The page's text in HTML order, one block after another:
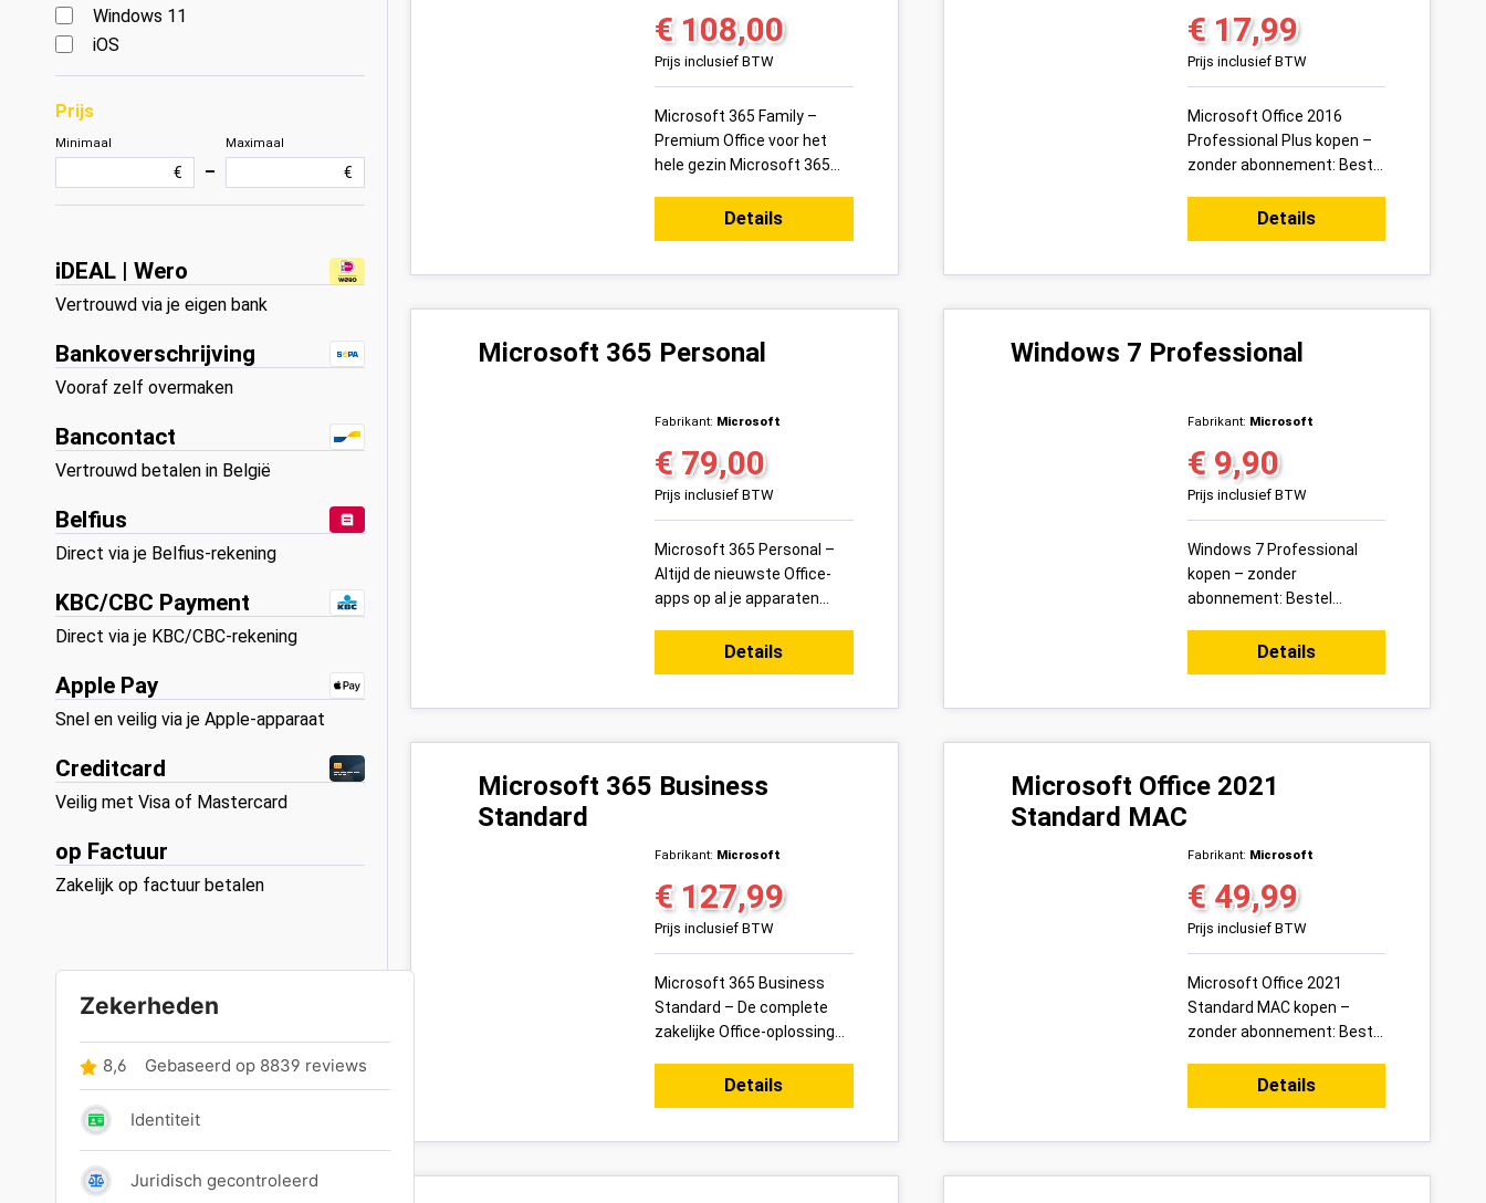
Windows 11
iOS
Prijs
Minimaal
€ –
Maximaal
€
iDEAL | Wero
Vertrouwd via je eigen bank
Bankoverschrijving
Vooraf zelf overmaken
Bancontact
Vertrouwd betalen in België
Belfius
Direct via je Belfius-rekening
KBC/CBC Payment
Direct via je KBC/CBC-rekening
Apple Pay
Snel en veilig via je Apple-apparaat
Creditcard
Veilig met Visa of Mastercard
op Factuur
Zakelijk op factuur betalen
Normale prijs:
€ 108,00
Prijs inclusief BTW
Microsoft 365 Family –
Premium Office voor het
hele gezin Microsoft 365
abonnement voor gezinnen
of huishoudens. Met
Details
Normale prijs:
€ 17,99
Prijs inclusief BTW
Microsoft Office 2016
Professional Plus kopen –
zonder abonnement: Bestel
Office 2016 Professional
Plus productsleutel voor 1
Details
Microsoft 365 Personal
Fabrikant: Microsoft
Normale prijs:
€ 79,00
Prijs inclusief BTW
Microsoft 365 Personal –
Altijd de nieuwste Office-
apps op al je apparaten
het ultieme Office-
abonnement voor
Details
Windows 7 Professional
Fabrikant: Microsoft
Normale prijs:
€ 9,90
Prijs inclusief BTW
Windows 7 Professional
kopen – zonder
abonnement: Bestel
Professional
productsleutel voor 1 pc
Details
Microsoft 365 Business
Standard
Fabrikant: Microsoft
Normale prijs:
€ 127,99
Prijs inclusief BTW
Microsoft 365 Business
Standard – De complete
zakelijke Office-oplossing
Standard is dé alles-in-één
oplossing voor bedrijven d...
Details
Microsoft Office 2021
Standard MAC
Fabrikant: Microsoft
Normale prijs:
€ 49,99
Prijs inclusief BTW
Microsoft Office 2021
Standard MAC kopen –
zonder abonnement: Bestel
Office 2021 Standard MAC
productsleutel voor 1 pc
Details